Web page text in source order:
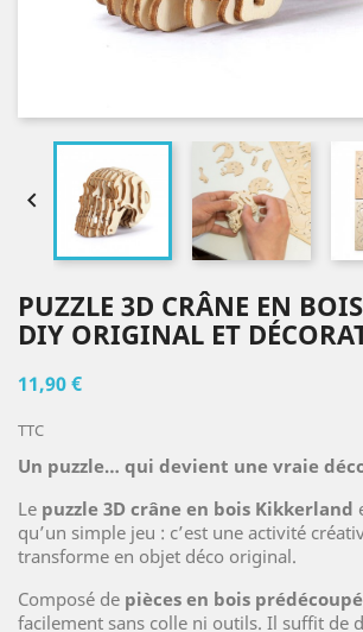

PUZZLE 3D CRÂNE EN
DIY ORIGINAL ET
11,90 €
TTC
Un puzzle… qui devient une vraie
Le puzzle 3D crâne en bois Kikkerland
qu’un simple jeu : c’est une activité
transforme en objet déco original.
Composé de pièces en bois
facilement sans colle ni outils. Il suffit de